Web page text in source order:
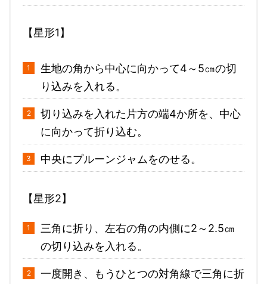
【星形1】
生地の角から中心に向かって4～5㎝の切
り込みを入れる。
切り込みを入れた片方の端4か所を、中心
に向かって折り込む。
中央にプルーンジャムをのせる。
【星形2】
三角に折り、左右の角の内側に2～2.5㎝
の切り込みを入れる。
一度開き、もうひとつの対角線で三角に折